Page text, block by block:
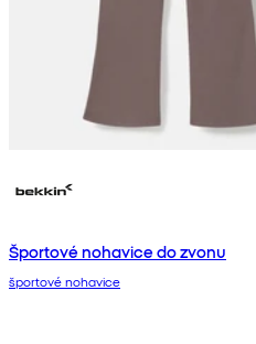
Športové nohavice do zvonu
športové nohavice